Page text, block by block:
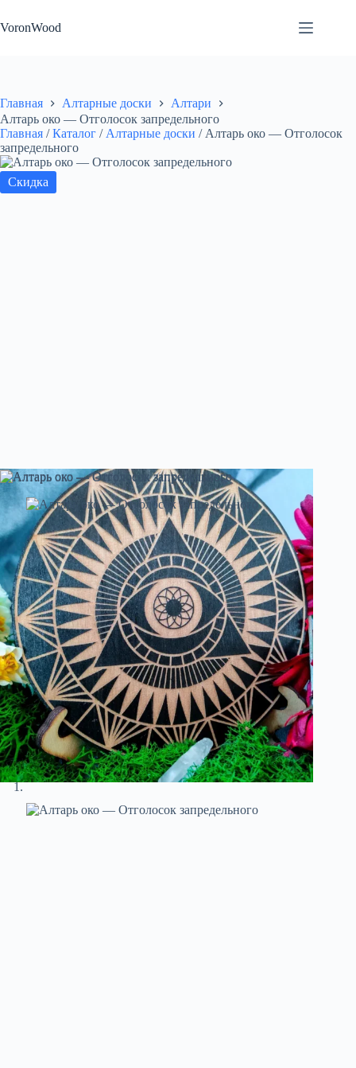
к
сути
VoronWood
Главная Алтарные доски
Алтари
Алтарь око — Отголосок запредельного
Главная / Каталог / Алтарные доски / Алтарь око — Отголосок
запредельного
Скидка